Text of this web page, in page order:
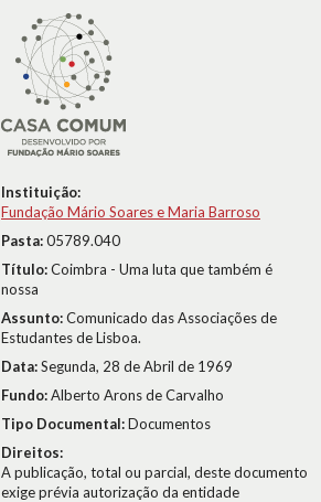
Instituição:
Fundação Mário Soares e Maria Barroso
Pasta:05789.040
Título:Coimbra - Uma luta que também é
nossa
Assunto:Comunicado das Associações de
Estudantes de Lisboa.
Data:Segunda, 28 de Abril de 1969
Fundo:Alberto Arons de Carvalho
Tipo Documental:Documentos
Direitos:
A publicação, total ou parcial, deste documento
exige prévia autorização da entidade